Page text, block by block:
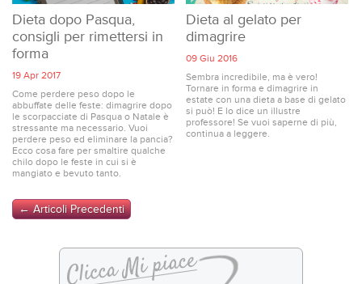
Dieta dopo Pasqua,
consigli per rimettersi in
forma
19 Apr 2017
Come perdere peso dopo le
abbuffate delle feste: dimagrire dopo
le scorpacciate di Pasqua o Natale è
stressante ma necessario. Vuoi
perdere peso ed eliminare la pancia?
Ecco cosa fare per smaltire qualche
chilo dopo le feste in cui si è
mangiato e bevuto tanto.
Dieta al gelato per
dimagrire
09 Giu 2016
Sembra incredibile, ma è vero!
Tornare in forma e dimagrire in
estate con una dieta a base di gelato
si può! E lo dice un illustre
professore! Se vuoi saperne di più,
continua a leggere.
← Articoli Precedenti